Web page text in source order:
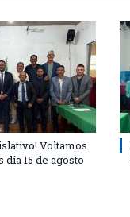
Voltamos
dia 15 de agosto